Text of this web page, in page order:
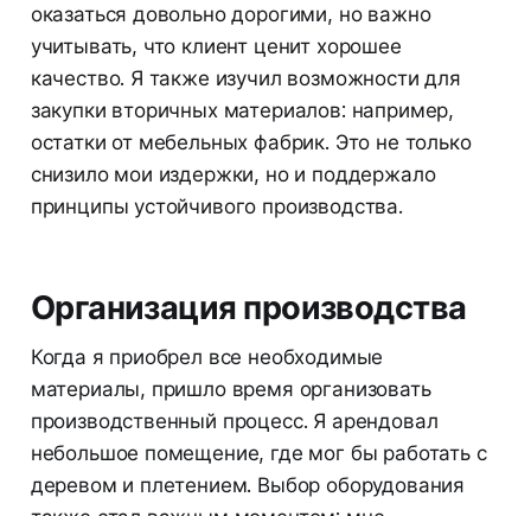
оказаться довольно дорогими, но важно
учитывать, что клиент ценит хорошее
качество. Я также изучил возможности для
закупки вторичных материалов: например,
остатки от мебельных фабрик. Это не только
снизило мои издержки, но и поддержало
принципы устойчивого производства.
Организация производства
Когда я приобрел все необходимые
материалы, пришло время организовать
производственный процесс. Я арендовал
небольшое помещение, где мог бы работать с
деревом и плетением. Выбор оборудования